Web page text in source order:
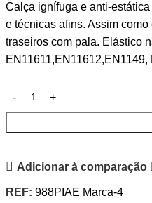
Calça ignífuga e anti-
e técnicas afins. Assim
traseiros com pala. Elástico
Adicionar à comparação
REF: 988PIAE Marca-4